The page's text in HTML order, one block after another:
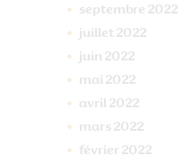
septembre 2022
juillet 2022
juin 2022
mai 2022
avril 2022
mars 2022
février 2022